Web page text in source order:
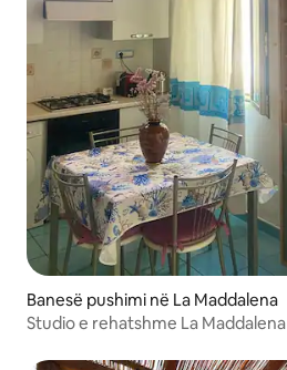
Banesë pushimi në La Maddalena
Studio e rehatshme La Maddalena